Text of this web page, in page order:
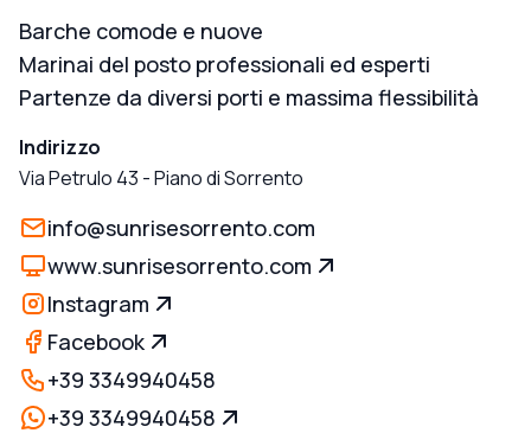
Barche comode e nuove
Marinai del posto professionali ed esperti
Partenze da diversi porti e massima flessibilità
Indirizzo
Via Petrulo 43 -Piano di Sorrento
info@sunrisesorrento.com
www.sunrisesorrento.com
Instagram
Facebook
+39 3349940458
+39 3349940458